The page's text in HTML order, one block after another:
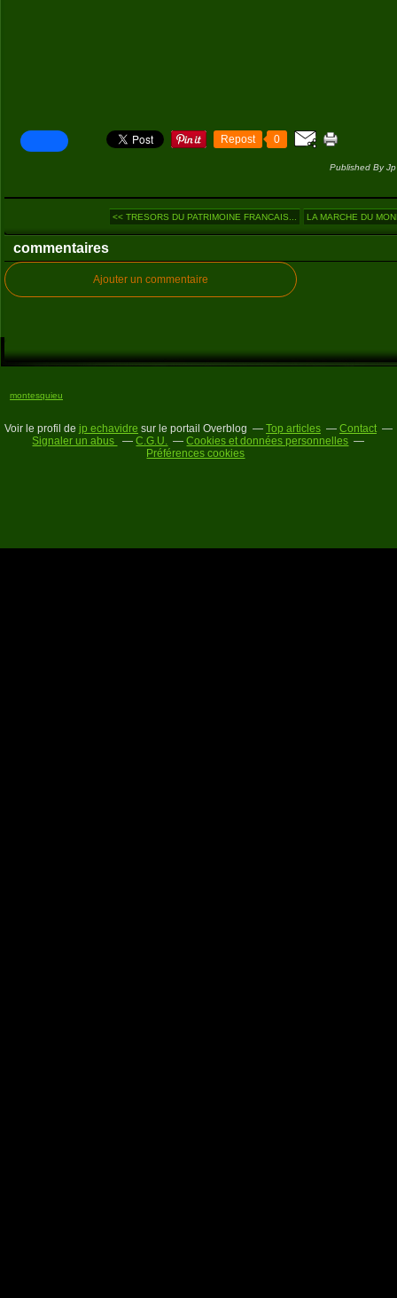
Repost 0
Published By
<< TRESORS DU PATRIMOINE FRANCAIS... LA MARCHE DU
commentaires
Ajouter un commentaire
montesquieu
Voir le profil de jp echavidre sur le portail Overblog Top articles
Contact
Signaler un abus
C.G.U.
Cookies et données personnelles
Préférences cookies